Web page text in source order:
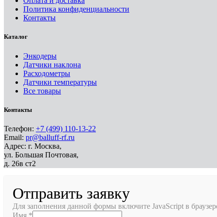
Политика конфиденциальности
Контакты
Каталог
Энкодеры
Датчики наклона
Расходометры
Датчики температуры
Все товары
Контакты
Телефон: +7 (499) 110-13-22
Email: pr@balluff-rf.ru
Адрес: г. Москва,
ул. Большая Почтовая,
д. 26в ст2
Отправить заявку
Для заполнения данной формы включите JavaScript в
Имя *